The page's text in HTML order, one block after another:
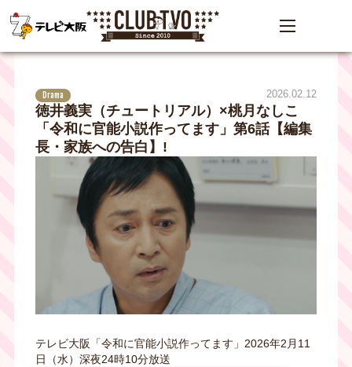
Drama 2026.02.12
徳井義実（チュートリアル）×桃月なしこ
「令和に官能小説作ってます」第6話【編集
長・家族への告白】!
テレビ大阪「令和に官能小説作ってます」2026年2月11
日（水）深夜24時10分放送